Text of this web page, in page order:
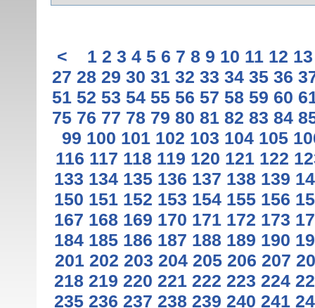
< 1 2 3 4 5 6 7 8 9 10 11 12 13
27 28 29 30 31 32 33 34 35 36
51 52 53 54 55 56 57 58 59 60
75 76 77 78 79 80 81 82 83 84
99 100 101 102 103 104 105
116 117 118 119 120 121 122
133 134 135 136 137 138 139
150 151 152 153 154 155 156
167 168 169 170 171 172 173
184 185 186 187 188 189 190
201 202 203 204 205 206 207
218 219 220 221 222 223 224
235 236 237 238 239 240 241